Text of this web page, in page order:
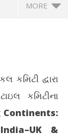
MORE
કમિટી દ્વારા
કમિટીના
Continents:
&